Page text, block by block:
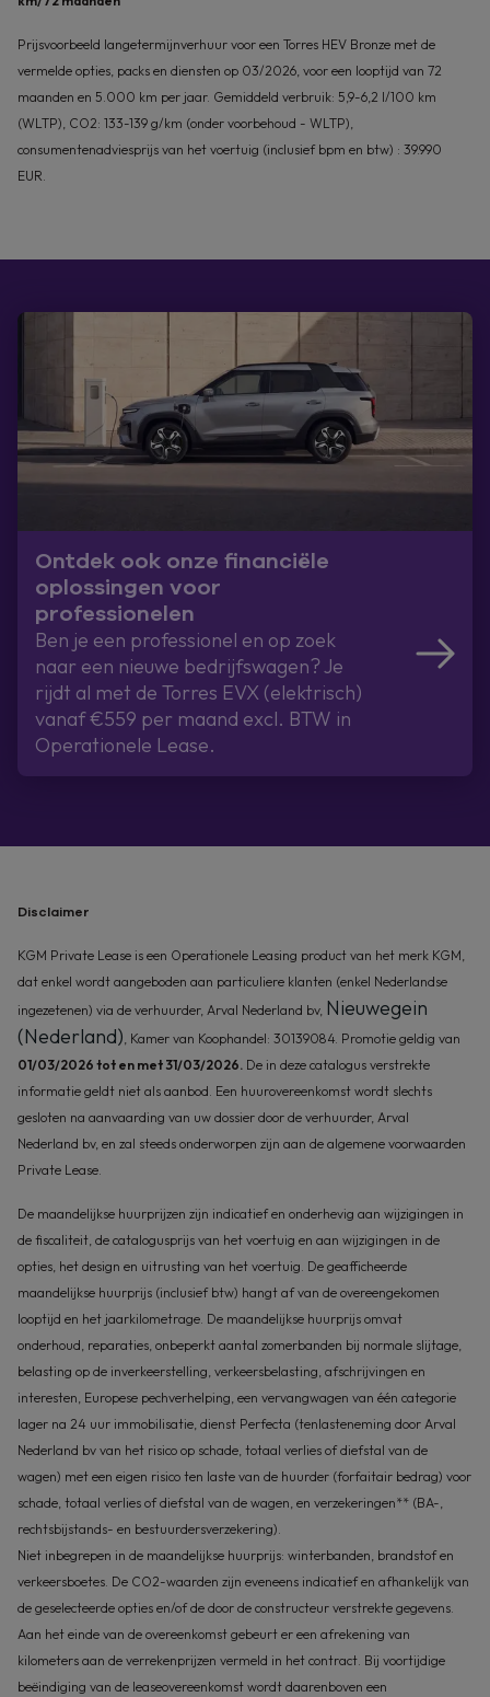
Prijsvoorbeeld langetermijnverhuur voor een Torres HEV Bronze met de
vermelde opties, packs en diensten op 03/2026, voor een looptijd van 72
maanden en 5.000 km per jaar. Gemiddeld verbruik: 5,9-6,2 l/100 km
(WLTP), CO2: 133-139 g/km (onder voorbehoud - WLTP),
consumentenadviesprijs van het voertuig (inclusief bpm en btw) : 39.990
EUR.
Ontdek ook onze financiële
oplossingen voor
professionelen
Ben je een professionel en op zoek
naar een nieuwe bedrijfswagen? Je
rijdt al met de Torres EVX (elektrisch)
vanaf €559 per maand excl. BTW in
Operationele Lease.
Disclaimer
KGM Private Lease is een Operationele Leasing product van het merk KGM,
dat enkel wordt aangeboden aan particuliere klanten (enkel Nederlandse
ingezetenen) via de verhuurder, Arval Nederland bv, Nieuwegein
(Nederland), Kamer van Koophandel: 30139084. Promotie geldig van
01/03/2026 tot en met 31/03/2026. De in deze catalogus verstrekte
informatie geldt niet als aanbod. Een huurovereenkomst wordt slechts
gesloten na aanvaarding van uw dossier door de verhuurder, Arval
Nederland bv, en zal steeds onderworpen zijn aan de algemene voorwaarden
Private Lease.
De maandelijkse huurprijzen zijn indicatief en onderhevig aan wijzigingen in
de fiscaliteit, de catalogusprijs van het voertuig en aan wijzigingen in de
opties, het design en uitrusting van het voertuig. De geafficheerde
maandelijkse huurprijs (inclusief btw) hangt af van de overeengekomen
looptijd en het jaarkilometrage. De maandelijkse huurprijs omvat
onderhoud, reparaties, onbeperkt aantal zomerbanden bij normale slijtage,
belasting op de inverkeerstelling, verkeersbelasting, afschrijvingen en
interesten, Europese pechverhelping, een vervangwagen van één categorie
lager na 24 uur immobilisatie, dienst Perfecta (tenlasteneming door Arval
Nederland bv van het risico op schade, totaal verlies of diefstal van de
wagen) met een eigen risico ten laste van de huurder (forfaitair bedrag) voor
schade, totaal verlies of diefstal van de wagen, en verzekeringen** (BA-,
rechtsbijstands- en bestuurdersverzekering).
Niet inbegrepen in de maandelijkse huurprijs: winterbanden, brandstof en
verkeersboetes. De CO2-waarden zijn eveneens indicatief en afhankelijk van
de geselecteerde opties en/of de door de constructeur verstrekte gegevens.
Aan het einde van de overeenkomst gebeurt er een afrekening van
kilometers aan de verrekenprijzen vermeld in het contract. Bij voortijdige
beëindiging van de leaseovereenkomst wordt daarenboven een